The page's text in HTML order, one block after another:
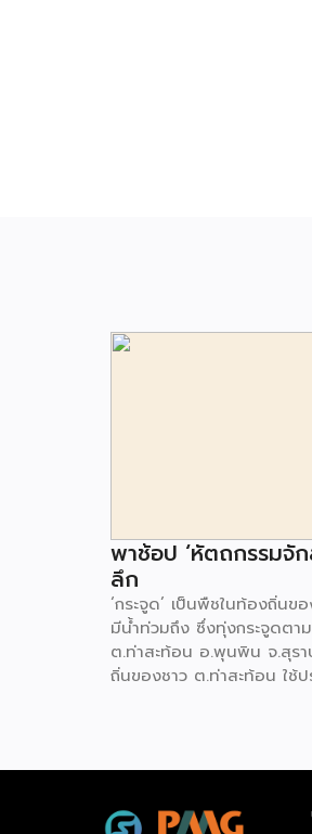
พาช้อป ‘หัตถกรรมจั
ลึก
‘กระจูด’ เป็นพืชในท้องถิ่น
มีน้ำท่วมถึง ซึ่งทุ่งกระจูดตา
ต.ท่าสะท้อน อ.พุนพิน จ.สุร
ถิ่นของชาว ต.ท่าสะท้อน ใช้ป
วิสาหกิจชุมชนหัตถกรรมจัก
การพัฒนาเป็นผลิตภัณฑ์ที่หล